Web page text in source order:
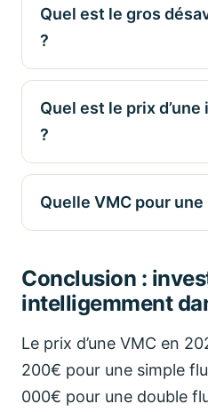
Quel est le gros
?
Quel est le prix
?
Quelle VMC pour
Conclusion :
intelligemment
Le prix d’une VMC en
200€ pour une simple
000€ pour une double